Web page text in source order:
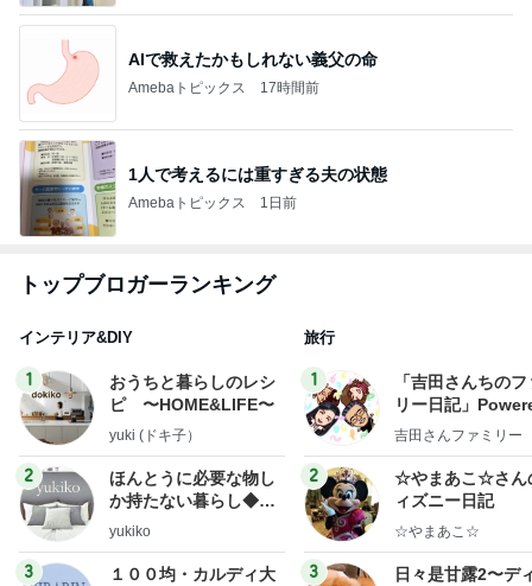
AIで救えたかもしれない義父の命
Amebaトピックス 17時間前
1人で考えるには重すぎる夫の状態
Amebaトピックス 1日前
トップブロガーランキング
インテリア&DIY
1
おうちと暮らしのレシ
ピ 〜HOME&LIFE〜
yuki (ドキ子）
2
ほんとうに必要な物し
か持たない暮らし◆Ke
ep Life Simple◆〜イ
yukiko
3
１００均・カルディ大
旅行
1
「吉田さんちの
リー日記」
y Ameba 吉田さ
ログ
吉田さんファミリー
2
☆やまあこ☆さん
ィズニー日記
☆やまあこ☆
3
日々是甘露2〜デ